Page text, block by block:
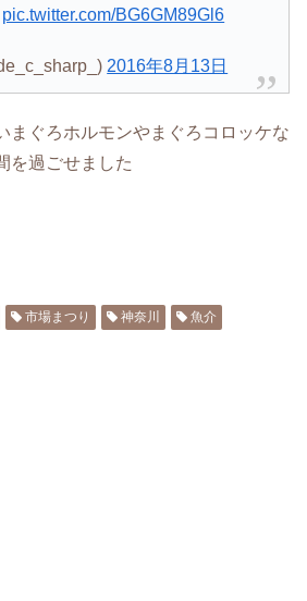
pic.twitter.com/BG6GM89Gl6
2016年8月13日
ぐろホルモンやまぐろコロッケな
を過ごせました
市場まつり 神奈川 魚介